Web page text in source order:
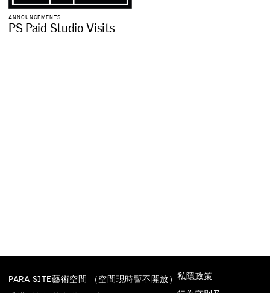
ANNOUNCEMENTS
PS Paid Studio Visits
PARA SITE藝術空間 （空間現時暫不開放）私隱政策
行為守則及